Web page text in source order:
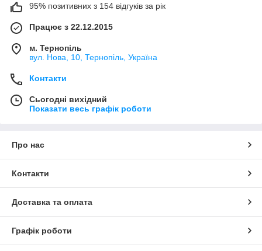
95% позитивних з 154 відгуків за рік
Працює з 22.12.2015
м. Тернопіль
вул. Нова, 10, Тернопіль, Україна
Контакти
Сьогодні вихідний
Показати весь графік роботи
Про нас
Контакти
Доставка та оплата
Графік роботи